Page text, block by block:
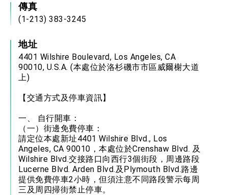
卓揆：臺美關稅談判階段性結果有助臺灣取得有
外交部長林佳龍主持第35次「參與亞太經濟合作
策略小組」跨部會會議
總統以「韌性之島，希望之光」為題發表2026新
總統主持「守護民主台灣國安行動方案」記者
會 強調以實力守護台海和平 以決心掌握國家
命運
變局中 奮起的新臺灣 總統發表國慶演說
總統發表執政周年談話 盼面對未來挑戰 堅持
團結 迎風轉型 穩健前行
賴總統就職演說影片
傳真
(1-213) 383-3245
地址
4401 Wilshire Boulevard, Los Angeles, CA
90010, U.S.A. (本處位於洛杉磯市市區威爾榭大道
上)
【交通方式及停車資訊】
一、 自行開車：
（一）街邊免費停車：
請定位本處新址4401 Wilshire Blvd., Los
Angeles, CA 90010，本處位於Crenshaw Blvd. 及
Wilshire Blvd.交接路口向西行3個街段，周邊路段
Lucerne Blvd. Arden Blvd.及Plymouth Blvd.路邊
提供免費停車2小時，但須注意不同路段警示每周
三及周四掃街禁止停車。